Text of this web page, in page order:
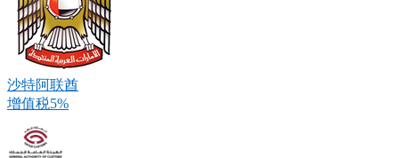
沙特阿联酋
增值税5%